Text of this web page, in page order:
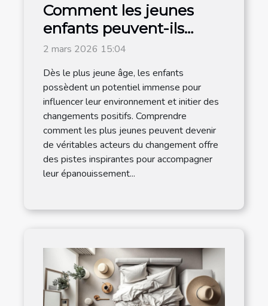
Comment les jeunes
enfants peuvent-ils
devenir acteurs du
changement ?
2 mars 2026 15:04
Dès le plus jeune âge, les enfants
possèdent un potentiel immense pour
influencer leur environnement et initier des
changements positifs. Comprendre
comment les plus jeunes peuvent devenir
de véritables acteurs du changement offre
des pistes inspirantes pour accompagner
leur épanouissement...